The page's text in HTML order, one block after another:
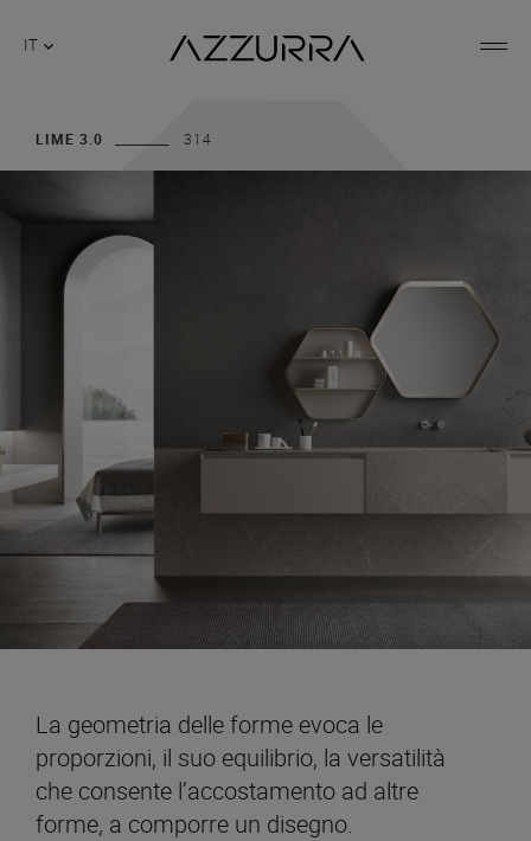
IT
LIME 3.0 314
La geometria delle forme evoca le
proporzioni, il suo equilibrio, la versatilità
che consente l’accostamento ad altre
forme, a comporre un disegno.